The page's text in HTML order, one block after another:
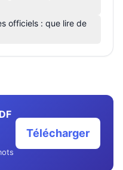
officiels : que lire de
Télécharger